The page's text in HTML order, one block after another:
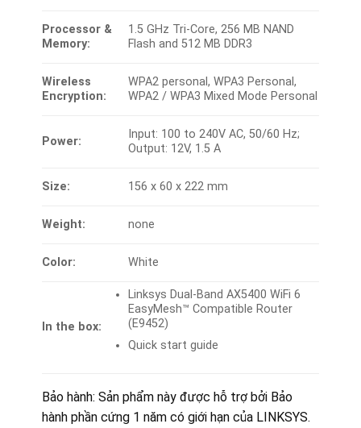
Processor &
Memory:
1.5 GHz Tri-Core, 256 MB NAND
Flash and 512 MB DDR3
Wireless
Encryption:
WPA2 personal, WPA3 Personal,
WPA2 / WPA3 Mixed Mode Personal
Power:
Input: 100 to 240V AC, 50/60 Hz;
Output: 12V, 1.5 A
Size: 156 x 60 x 222 mm
Weight: none
Color: White
In the box:
Linksys Dual-Band AX5400 WiFi 6
EasyMesh™ Compatible Router
(E9452)
Quick start guide
Bảo hành: Sản phẩm này được hỗ trợ bởi Bảo
hành phần cứng 1 năm có giới hạn của LINKSYS.